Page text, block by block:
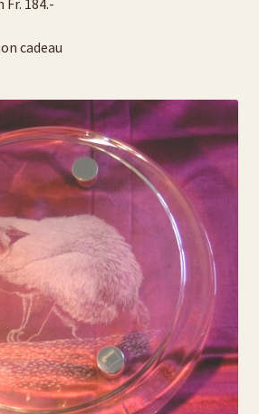
bougeoirs
184.-
cadeau